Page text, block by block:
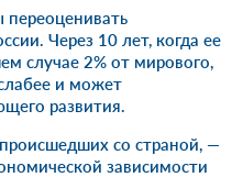
Через 10 лет, когда ее
случае 2% от мирового,
и может
развития.
со страной, —
зависимости